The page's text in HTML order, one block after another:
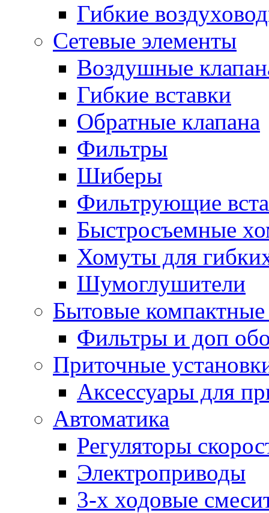
Гибкие
Сетевые элементы
Воздушные
Гибкие вставки
Обратные клапана
Фильтры
Шиберы
Фильтрующие
Быстросъемные
Хомуты для
Шумоглушители
Бытовые
Фильтры и доп
Приточные
Аксессуары для
Автоматика
Регуляторы
Электроприводы
3-х ходовые